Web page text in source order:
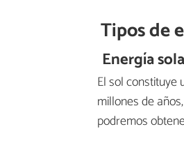
Tipos de
Energía
El sol
millones de
podremos